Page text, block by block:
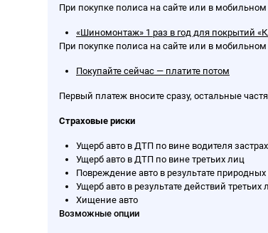
При покупке полиса на сайте или в
«Шиномонтаж» 1 раз в год для покрытий
При покупке полиса на сайте или в
Покупайте сейчас — платите потом
Первый платеж вносите сразу, остальные
Страховые риски
Ущерб авто в ДТП по вине водителя
Ущерб авто в ДТП по вине третьих лиц
Повреждение авто в результате
Ущерб авто в результате действий третьих
Хищение авто
Возможные опции